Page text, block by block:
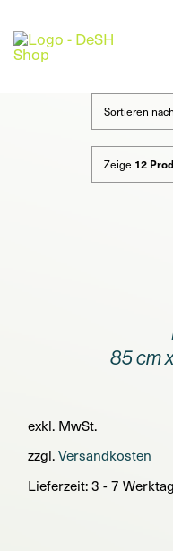
Inhalt
springen
Sortieren nach
Zeige 12
85 cm
exkl. MwSt.
zzgl.Versandkosten
Lieferzeit:3 - 7
IN